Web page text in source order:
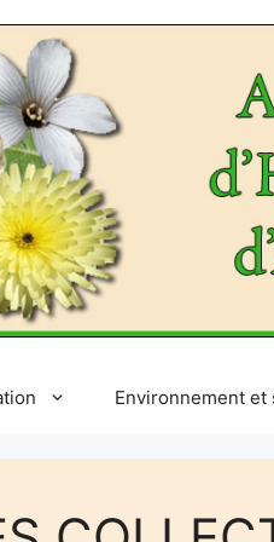
Environnement et